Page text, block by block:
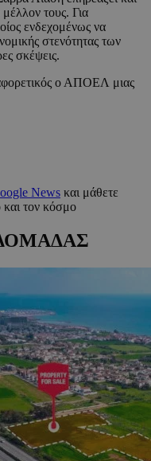
μέλλον τους. Για
ενδεχομένως να
στενότητας των
σκέψεις.
ο ΑΠΟΕΛ μιας
News και μάθετε
και τον κόσμο